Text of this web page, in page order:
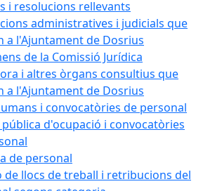
i resolucions rellevants
administratives i judicials que
a l'Ajuntament de Dosrius
de la Comissió Jurídica
i altres òrgans consultius que
a l'Ajuntament de Dosrius
i convocatòries de personal
d'ocupació i convocatòries
de personal
de llocs de treball i retribucions del